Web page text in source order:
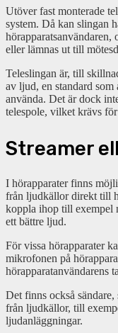
Utöver fast monterade
system. Då kan slingan
hörapparatsanvändaren,
eller lämnas ut till
Teleslingan är, till
av ljud, en standard
använda. Det är dock
telespole, vilket krävs
Streamer
I hörapparater finns
från ljudkällor direkt till
koppla ihop till exempel
ett bättre ljud.
För vissa hörapparater
mikrofonen på
hörapparatanvändarens
Det finns också sändare,
från ljudkällor, till
ljudanläggningar.